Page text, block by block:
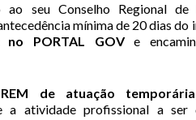
seu Conselho Regional
mínima de 20 dias do
no PORTAL GOVe
de atuação temporária
a atividade profissional a ser